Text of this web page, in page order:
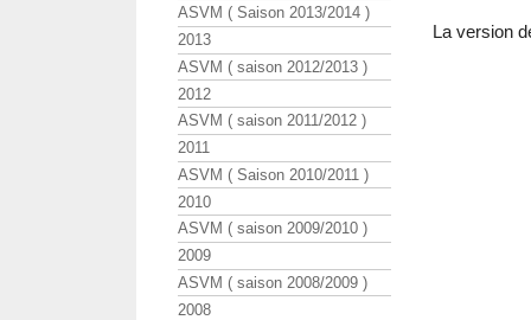
La version
ASVM ( Saison 2013/2014 )
2013
ASVM ( saison 2012/2013 )
2012
ASVM ( saison 2011/2012 )
2011
ASVM ( Saison 2010/2011 )
2010
ASVM ( saison 2009/2010 )
2009
ASVM ( saison 2008/2009 )
2008